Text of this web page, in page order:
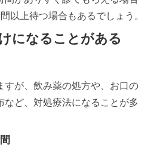
以上待つ場合もあるでしょう。
になることがある
すが、飲み薬の処方や、お口の
など、対処療法になることが多